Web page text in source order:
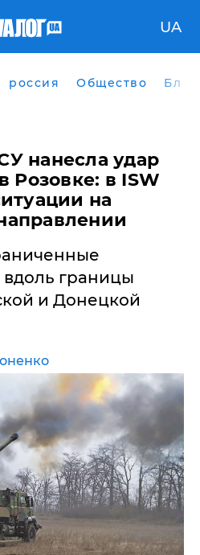
UA
россия Общество
нанесла удар
Розовке: в ISW
на
границы
и Донецкой